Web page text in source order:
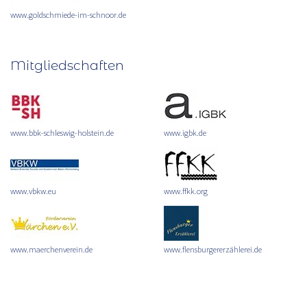
www.goldschmiede-im-schnoor.de
Mitgliedschaften
www.bbk-schleswig-holstein.de www.igbk.de
www.vbkw.eu www.ffkk.org
www.maerchenverein.de www.flensburgererzählerei.de